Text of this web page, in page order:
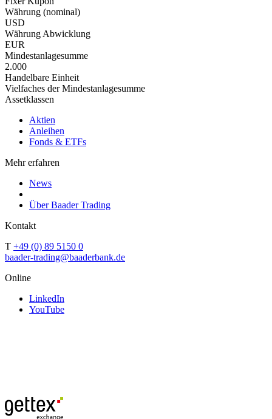
Währung (nominal)
USD
Währung Abwicklung
EUR
Mindestanlagesumme
2.000
Handelbare Einheit
Vielfaches der Mindestanlagesumme
Assetklassen
Aktien
Anleihen
Fonds & ETFs
Mehr erfahren
News
Über Baader Trading
Kontakt
T +49 (0) 89 5150 0
baader-trading@baaderbank.de
Online
LinkedIn
YouTube